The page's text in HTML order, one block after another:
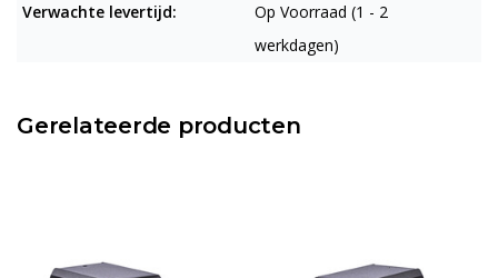
Verwachte levertijd:
Op Voorraad (1 - 2
werkdagen)
Gerelateerde producten